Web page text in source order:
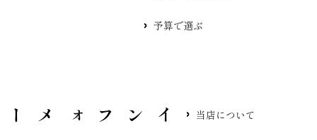
予算で選ぶ
当店について